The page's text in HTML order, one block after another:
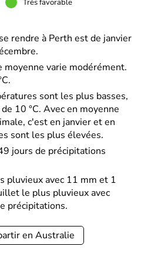
rendre à Perth est de janvier
varie modérément.
sont les plus basses,
10 °C. Avec en moyenne
c'est en janvier et en
sont les plus élevées.
jours de précipitations
pluvieux avec 11 mm et 1
le plus pluvieux avec
précipitations.
en Australie